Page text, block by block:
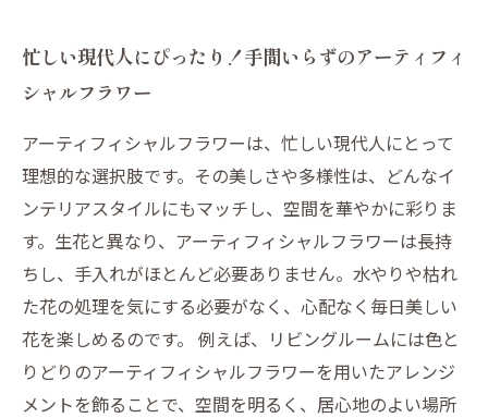
忙しい現代人にぴったり！手間いらずのアーティフィ
シャルフラワー
アーティフィシャルフラワーは、忙しい現代人にとって
理想的な選択肢です。その美しさや多様性は、どんなイ
ンテリアスタイルにもマッチし、空間を華やかに彩りま
す。生花と異なり、アーティフィシャルフラワーは長持
ちし、手入れがほとんど必要ありません。水やりや枯れ
た花の処理を気にする必要がなく、心配なく毎日美しい
花を楽しめるのです。 例えば、リビングルームには色と
りどりのアーティフィシャルフラワーを用いたアレンジ
メントを飾ることで、空間を明るく、居心地のよい場所